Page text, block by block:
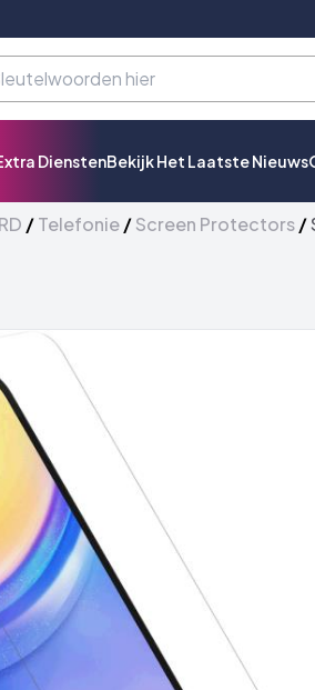
DienstenBekijk Het Laatste Nieuws
/Telefonie/Screen Protectors/